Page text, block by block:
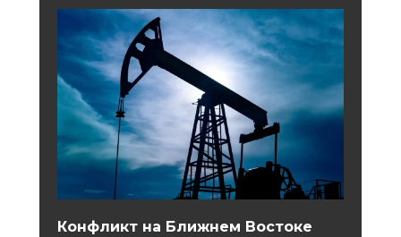
Конфликт на Ближнем Востоке